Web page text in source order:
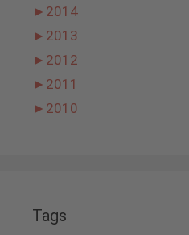
► 2014
► 2013
► 2012
► 2011
► 2010
Tags